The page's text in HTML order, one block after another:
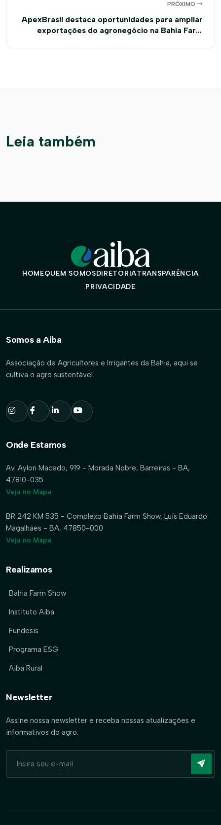
PRÓXIMO
ApexBrasil destaca oportunidades para ampliar
exportações do agronegócio na Bahia Farm
Leia também
HOMEQUEM SOMOSDIRETORIATRANSPARÊNCIA
PRIVACIDADE
Somos a Aiba
Associação de Agricultores e Irrigantes da Bahia, aqui se
cultiva o agro sustentável.
Onde Estamos
Av. Aylon Macedo, 919 - Morada Nobre, Barreiras - BA,
47810-035
Veja no Mapa
BR 242 KM 535 - Complexo Bahia Farm Show, Luís Eduardo
Magalhães - BA, 47850-000
Veja no Mapa
Realizamos
Bahia Farm Show
Instituto Aiba
Fundesis
Programa ESG
Aiba Rural
Newsletter
Assine nossa newsletter e receba nossas atualizações e
informativos do agro.